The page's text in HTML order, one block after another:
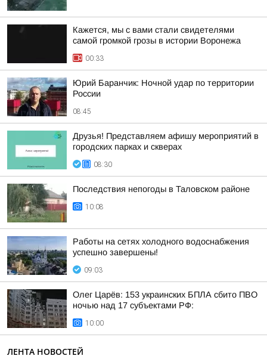
Кажется, мы с вами стали свидетелями
самой громкой грозы в истории Воронежа
00:33
Юрий Баранчик: Ночной удар по территории
России
08:45
Друзья! Представляем афишу мероприятий в
городских парках и скверах
08:30
Последствия непогоды в Таловском районе
10:08
Работы на сетях холодного водоснабжения
успешно завершены!
09:03
Олег Царёв: 153 украинских БПЛА сбито ПВО
ночью над 17 субъектами РФ:
10:00
ЛЕНТА НОВОСТЕЙ